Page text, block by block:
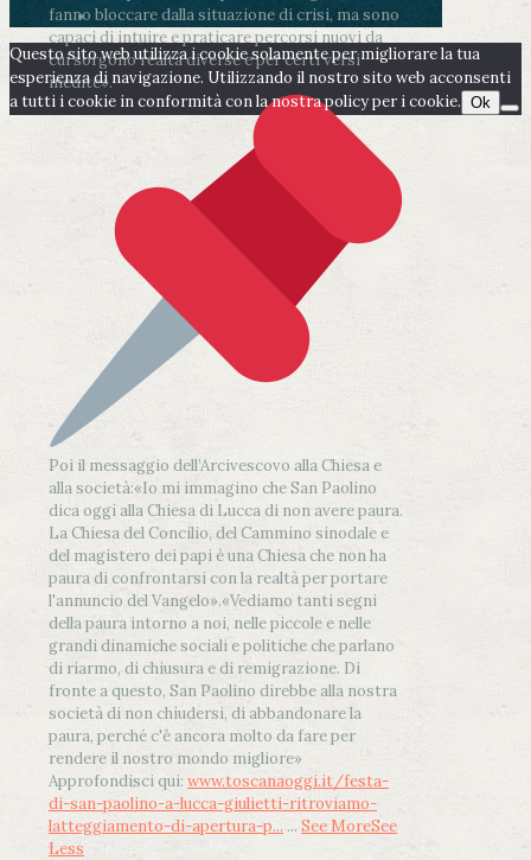
fanno bloccare dalla situazione di crisi, ma sono
capaci di intuire e praticare percorsi nuovi da
cui sorgono realtà diverse e per certi versi
inedite».
Poi il messaggio dell’Arcivescovo alla Chiesa e
alla società:«Io mi immagino che San Paolino
dica oggi alla Chiesa di Lucca di non avere paura.
La Chiesa del Concilio, del Cammino sinodale e
del magistero dei papi è una Chiesa che non ha
paura di confrontarsi con la realtà per portare
l'annuncio del Vangelo».«Vediamo tanti segni
della paura intorno a noi, nelle piccole e nelle
grandi dinamiche sociali e politiche che parlano
di riarmo, di chiusura e di remigrazione. Di
fronte a questo, San Paolino direbbe alla nostra
società di non chiudersi, di abbandonare la
paura, perché c'è ancora molto da fare per
rendere il nostro mondo migliore»
Approfondisci qui: www.toscanaoggi.it/festa-
di-san-paolino-a-lucca-giulietti-ritroviamo-
latteggiamento-di-apertura-p... ... See MoreSee
Less
Questo sito web utilizza i cookie solamente per migliorare la tua
esperienza di navigazione. Utilizzando il nostro sito web acconsenti
a tutti i cookie in conformità con la nostra policy per i cookie. Ok